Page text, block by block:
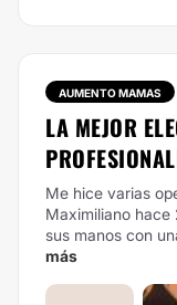
AUMENTO MAMAS
LA MEJOR
Me hice varias
Maximiliano hace
sus manos con
más